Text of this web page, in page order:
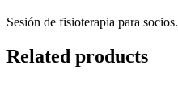
Sesión de fisioterapia para socios.
Related products